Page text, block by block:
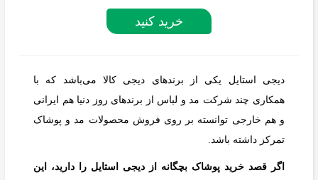
خرید کنید
دیجی استایل یکی از برندهای دیجی کالا می‌باشد که با
همکاری چند شرکت مد و لباس از برندهای روز دنیا هم ایرانی
و هم خارجی توانسته بر روی فروش محصولات مد و پوشاک
تمرکز داشته باشد.
اگر قصد خرید پوشاک بچگانه از دیجی استایل را دارید، این